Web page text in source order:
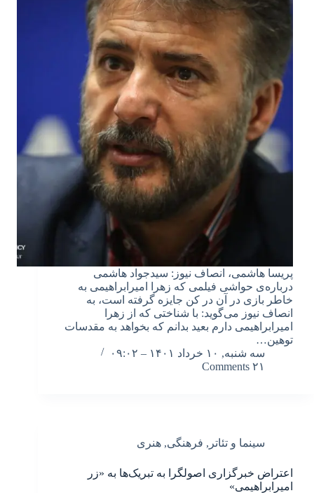
پریسا هاشمی، انصاف نیوز: سیدجواد هاشمی
درباره‌ی حواشی فیلمی که زهرا امیرابراهیمی به
خاطر بازی در آن در کن جایزه گرفته است، به
انصاف نیوز می‌گوید: با شناختی که از زهرا
امیرابراهیمی دارم بعید بدانم که بخواهد به مقدسات
توهین…
سه شنبه, ۱۰ خرداد ۱۴۰۱ – ۰۹:۰۲
۲۱ Comments
سینما و تئاتر , فرهنگی, هنری
اعتراض خبرگزاری اصولگرا به تبریک‌ها به «زر
امیرابراهیمی»